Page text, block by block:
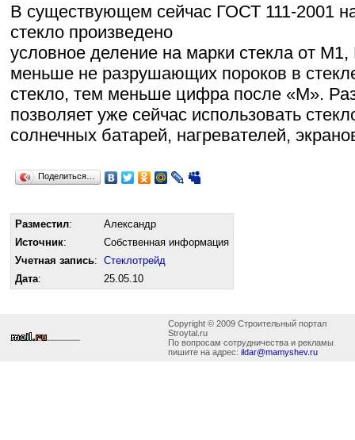
В существующем сейчас ГОСТ 111-2001
стекло произведено
условное деление на марки стекла от
меньше не разрушающих пороков в
стекло, тем меньше цифра после «М».
позволяет уже сейчас использовать
солнечных батарей, нагревателей,
Поделиться…
Разместил:
Александр
Источник:
Собственная информация
Учетная запись: Стеклотрейд
Дата: 25.05.10
Copyright © 2009 Строительный портал
Stroytal.ru
По вопросам сотрудничества и рекламы
пишите на адрес: ildar@mamyshev.ru